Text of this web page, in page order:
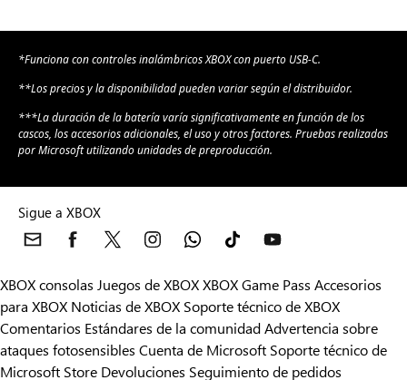
*Funciona con controles inalámbricos XBOX con puerto USB-C.
**Los precios y la disponibilidad pueden variar según el distribuidor.
***La duración de la batería varía significativamente en función de los
cascos, los accesorios adicionales, el uso y otros factores. Pruebas realizadas
por Microsoft utilizando unidades de preproducción.
Sigue a XBOX
XBOX consolas Juegos de XBOXXBOX Game Pass Accesorios
para XBOX Noticias de XBOX Soporte técnico de XBOX
Comentarios Estándares de la comunidadAdvertencia sobre
ataques fotosensibles Cuenta de Microsoft Soporte técnico de
Microsoft Store Devoluciones Seguimiento de pedidos